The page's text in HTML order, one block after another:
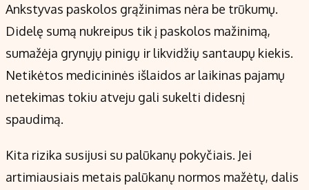
Ankstyvas paskolos grąžinimas nėra be trūkumų.
Didelę sumą nukreipus tik į paskolos mažinimą,
sumažėja grynųjų pinigų ir likvidžių santaupų kiekis.
Netikėtos medicininės išlaidos ar laikinas pajamų
netekimas tokiu atveju gali sukelti didesnį
spaudimą.
Kita rizika susijusi su palūkanų pokyčiais. Jei
artimiausiais metais palūkanų normos mažėtų, dalis